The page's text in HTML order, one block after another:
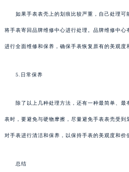
如果手表表壳上的划痕比较严重，自己处理可
将手表寄回品牌维修中心进行处理。品牌维修中
进行全面维修和保养，确保手表恢复原有的美观度
5.日常保养
除了以上几种处理方法，还有一种最简单、最
表时，要避免与硬物摩擦，尽量避免手表表壳受
对手表进行清洁和保养，以保持手表的美观度和价
总结